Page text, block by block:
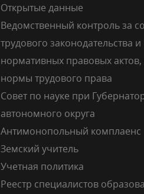
Открытые данные
Ведомственный контроль за
трудового законодательства
нормативных правовых
нормы трудового права
Совет по науке при
автономного округа
Антимонопольный комплаенс
Земский учитель
Учетная политика
Реестр специалистов